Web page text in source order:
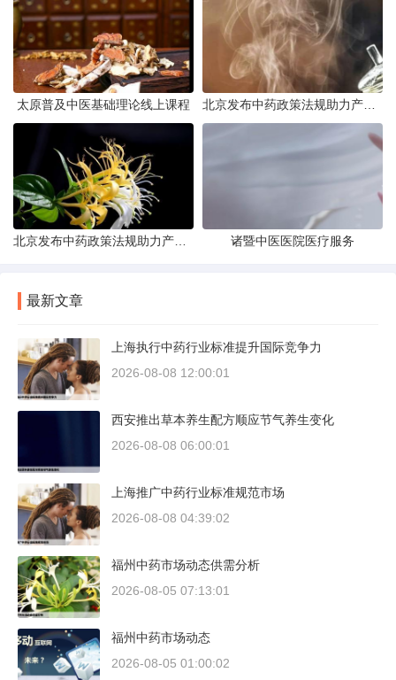
太原普及中医基础理论线上课程
诸暨中医医院医疗服务
最新文章
上海执行中药行业标准提升国际竞争力
2026-08-08 12:00:01
西安推出草本养生配方顺应节气养生变化
2026-08-08 06:00:01
上海推广中药行业标准规范市场
2026-08-08 04:39:02
福州中药市场动态供需分析
2026-08-05 07:13:01
福州中药市场动态
2026-08-05 01:00:02